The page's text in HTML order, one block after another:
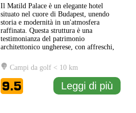
Il Matild Palace è un elegante hotel
situato nel cuore di Budapest, unendo
storia e modernità in un'atmosfera
raffinata. Questa struttura è una
testimonianza del patrimonio
architettonico ungherese, con affreschi,
particolare per gli arredi. Gli ospiti
possono godere di spazi comuni ben
progettati, camere sofisticate e servizi di
alta qualità, tutti pensati per... Leggi di
più
Campi da golf < 10 km
9.5 Leggi di più